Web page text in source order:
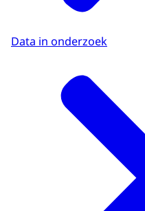
Data in onderzoek